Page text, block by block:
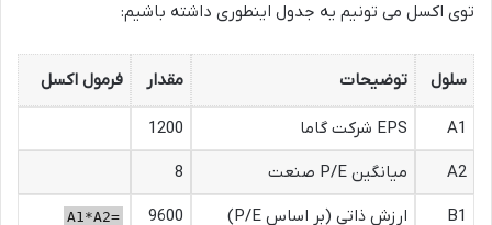
توی اکسل می تونیم یه جدول اینطوری داشته باشیم:
سلول توضیحات مقدار فرمول اکسل
A1 EPS شرکت گاما
1200
A2
میانگین P/E صنعت
8
B1
ارزش ذاتی (بر اساس P/E) 9600
=A1*A2